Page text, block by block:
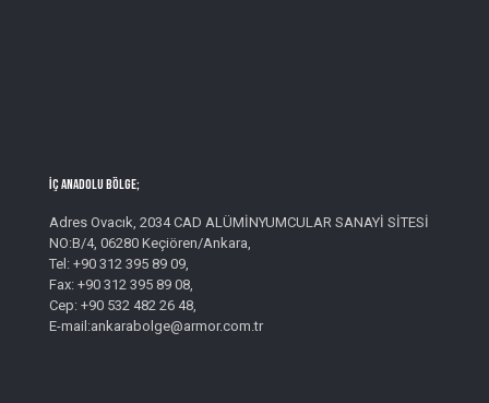
İç Anadolu Bölge;
Adres Ovacık, 2034 CAD ALÜMİNYUMCULAR SANAYİ SİTESİ
NO:B/4, 06280 Keçiören/Ankara,
Tel: +90 312 395 89 09,
Fax: +90 312 395 89 08,
Cep: +90 532 482 26 48,
E-mail:ankarabolge@armor.com.tr